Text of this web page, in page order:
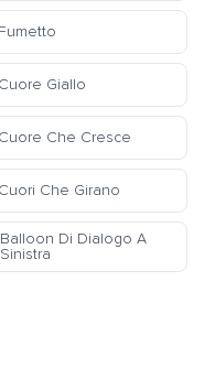
Fumetto
Cuore Giallo
Cuore Che Cresce
Cuori Che Girano
Balloon Di Dialogo A
Sinistra